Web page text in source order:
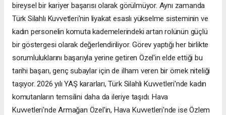
bireysel bir kariyer başarısı olarak görülmüyor. Aynı zamanda
Türk Silahlı Kuvvetleri'nin liyakat esaslı yükselme sisteminin ve
kadın personelin komuta kademelerindeki artan rolünün güçlü
bir göstergesi olarak değerlendiriliyor. Görev yaptığı her birlikte
sorumluluklarını başarıyla yerine getiren Özel'in elde ettiği bu
tarihi başarı, genç subaylar için de ilham veren bir örnek niteliği
taşıyor. 2026 yılı YAŞ kararları, Türk Silahlı Kuvvetleri'nde kadın
komutanların temsilini daha da ileriye taşıdı. Hava
Kuvvetleri'nde Armağan Özel'in, Hava Kuvvetleri'nde ise Özlem